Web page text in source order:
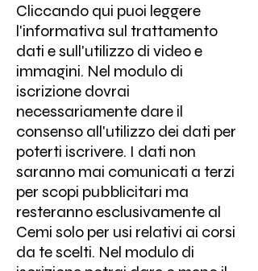
Cliccando qui puoi leggere
l'informativa sul trattamento
dati e sull'utilizzo di video e
immagini. Nel modulo di
iscrizione dovrai
necessariamente dare il
consenso all'utilizzo dei dati per
poterti iscrivere. I dati non
saranno mai comunicati a terzi
per scopi pubblicitari ma
resteranno esclusivamente al
Cemi solo per usi relativi ai corsi
da te scelti. Nel modulo di